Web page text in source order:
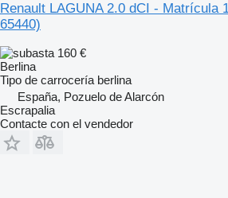
Renault LAGUNA 2.0 dCI - Matrícula
65440)
160 €
Berlina
Tipo de carrocería berlina
España, Pozuelo de Alarcón
Escrapalia
Contacte con el vendedor